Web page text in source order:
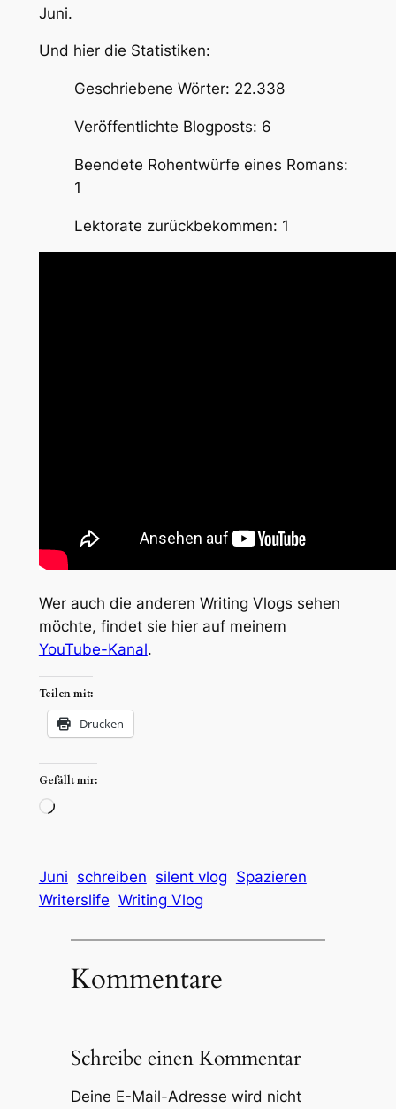
Juni.
Und hier die Statistiken:
Geschriebene Wörter: 22.338
Veröffentlichte Blogposts: 6
Beendete Rohentwürfe eines Romans:
1
Lektorate zurückbekommen: 1
Wer auch die anderen Writing Vlogs sehen
möchte, findet sie hier auf meinem
YouTube-Kanal.
Teilen mit:
Drucken
Gefällt mir:
Wird
Juni schreiben silent vlog Spazieren
Writerslife Writing Vlog
Kommentare
Schreibe einen Kommentar
Deine E-Mail-Adresse wird nicht